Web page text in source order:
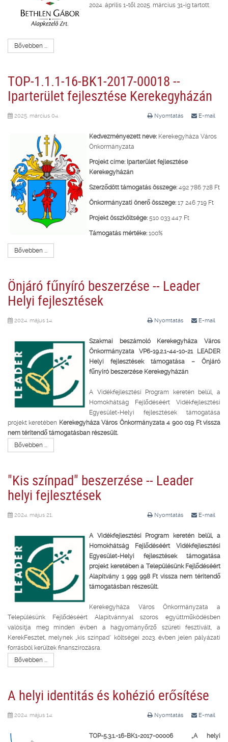
2024. április 1-től 2025. március 31-ig tartott.
Bővebben ...
TOP-1.1.1-16-BK1-2017-00018 --
Iparterület fejlesztése Kerekegyházán
Nyomtatás E-mail
2025. március 04.
Kedvezményezett neve: Kerekegyháza Város
Önkormányzata
Projekt címe: Iparterület fejlesztése
Kerekegyházán
Szerződött támogatás összege: 492 786 728 Ft
Önkormányzati önerő összege: 17 246 719 Ft
Projekt összköltsége: 510 033 447 Ft
Támogatás mértéke: 100%
Bővebben ...
Önjáró fűnyíró beszerzése -- Leader
Helyi fejlesztések
Nyomtatás E-mail
2024. május 14.
Szakmai beszámoló Kerekegyháza Város
Önkormányzata VP6-19.2.1-44-10-21 LEADER
Helyi fejlesztések támogatása – Önjáró
fűnyíró beszerzése Kerekegyházán
A Vidékfejlesztési Program keretén belül, a
Homokhátság Fejlődéséért Vidékfejlesztési
Egyesület-Helyi fejlesztések támogatása
projekt keretében Kerekegyháza Város Önkormányzata 4 900 019 Ft vissza
nem térítendő támogatásban részesült.
Bővebben ...
"Kis színpad" beszerzése -- Leader
helyi fejlesztések
Nyomtatás E-mail
2024. május 21.
A Vidékfejlesztési Program keretén belül, a
Homokhátság Fejlődéséért Vidékfejlesztési
Egyesület-Helyi fejlesztések támogatása
projekt keretében a Településünk Fejlődéséért
Alapítvány 1 999 998 Ft vissza nem térítendő
támogatásban részesült.
Kerekegyháza Város Önkormányzata a
Településünk Fejlődéséért Alapítvánnyal szoros együttműködésben
valósítja meg minden évben a hagyományőrző szüreti fesztivált, a
KerekFesztet, melynek „kis színpad" költségei 2023. évben jelen pályázati
forrásból kerültek finanszírozásra.
Bővebben ...
A helyi identitás és kohézió erősítése
Nyomtatás E-mail
2024. május 14.
TOP-5.3.1.-16-BK1-2017-00006 „A helyi